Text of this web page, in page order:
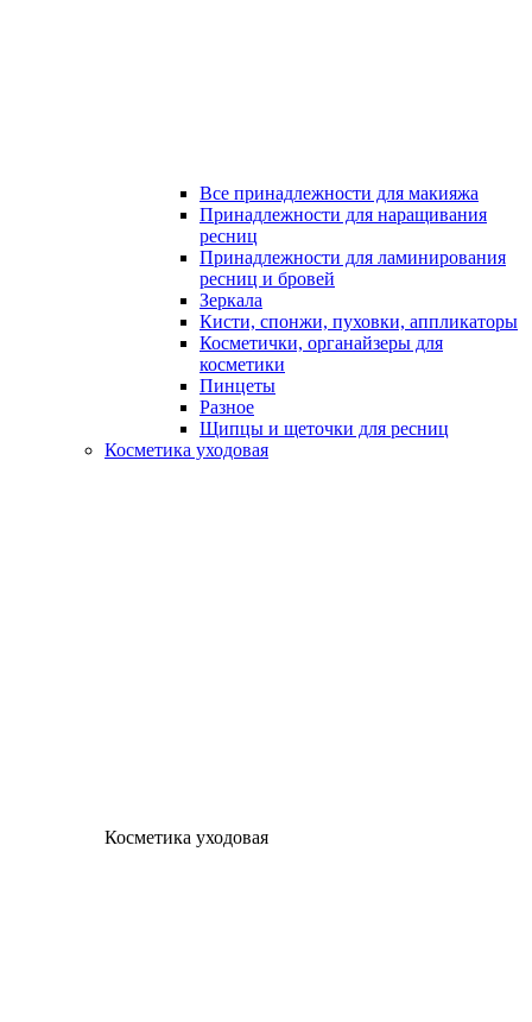
Все принадлежности для макияжа
Принадлежности для наращивания
ресниц
Принадлежности для ламинирования
ресниц и бровей
Зеркала
Кисти, спонжи, пуховки, аппликаторы
Косметички, органайзеры для
косметики
Пинцеты
Разное
Щипцы и щеточки для ресниц
Косметика уходовая
Косметика уходовая